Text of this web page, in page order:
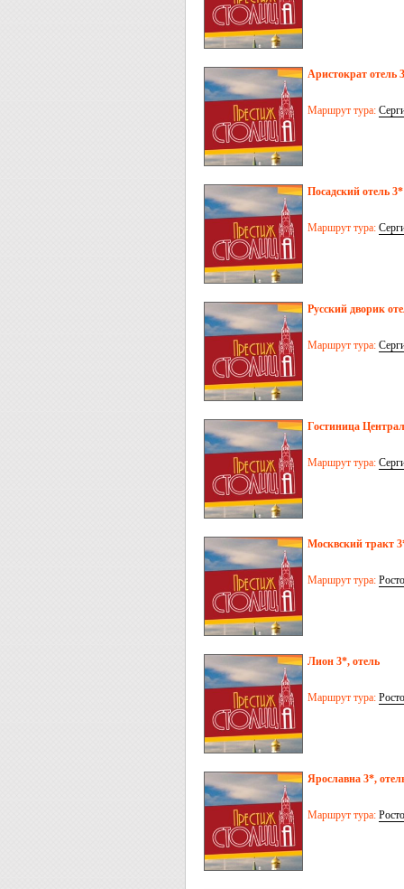
Аристократ отель
Маршрут тура:
Посадский отель 3*
Маршрут тура:
Русский дворик
Маршрут тура:
Гостиница
Маршрут тура:
Москвский тракт
Маршрут тура:
Лион 3*, отель
Маршрут тура:
Ярославна 3*,
Маршрут тура: